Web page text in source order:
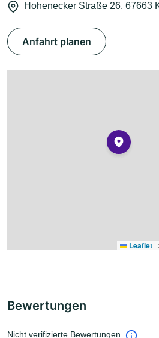
Hohenecker Straße 26, 67663
Anfahrt planen
Leaflet |
Bewertungen
Nicht verifizierte Bewertungen